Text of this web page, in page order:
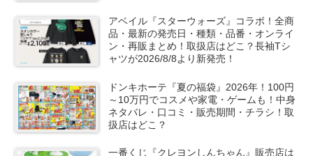
アベイル『スターウォーズ』コラボ！全商
品・最新の発売日・種類・品番・オンライ
ン・再販まとめ！取扱店はどこ？長袖Tシ
ャツが2026/8/8より新発売！
ドンキホーテ『夏の福袋』2026年！100円
～10万円でコスメや家電・ゲームも！中身
ネタバレ・口コミ・販売期間・チラシ！取
扱店はどこ？
一番くじ『クレヨンしんちゃん』販売店は